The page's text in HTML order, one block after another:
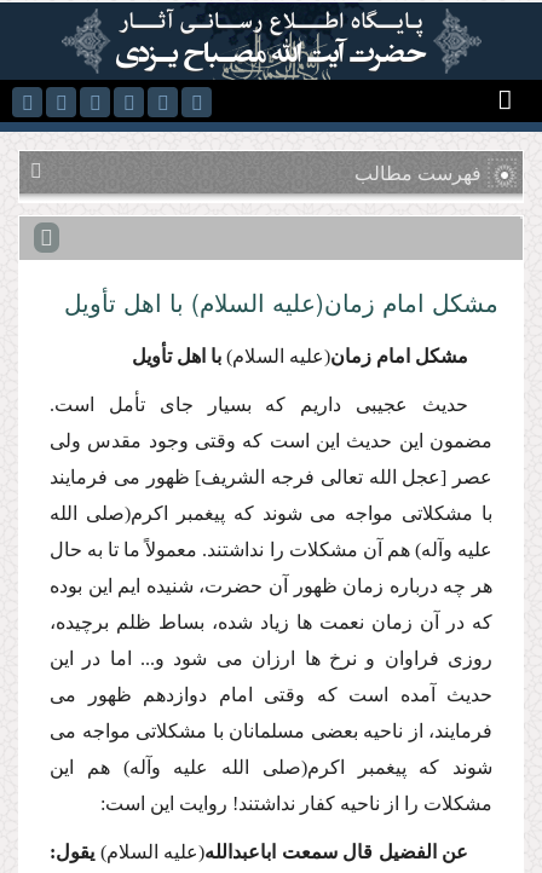
رفتن به محتوای اصلی
فهرست مطالب
مشكل امام زمان(علیه السلام) با اهل تأویل
مشكل امام زمان(علیه السلام) با اهل تأویل
حدیث عجیبى داریم كه بسیار جاى تأمل است.
مضمون این حدیث این است كه وقتى وجود مقدس ولى
عصر [عجل الله تعالى فرجه الشریف] ظهور مى فرمایند
با مشكلاتى مواجه مى شوند كه پیغمبر اكرم(صلى الله
علیه وآله) هم آن مشكلات را نداشتند. معمولاً ما تا به حال
هر چه درباره زمان ظهور آن حضرت، شنیده ایم این بوده
كه در آن زمان نعمت ها زیاد شده، بساط ظلم برچیده،
روزى فراوان و نرخ ها ارزان مى شود و... اما در این
حدیث آمده است كه وقتى امام دوازدهم ظهور مى
فرمایند، از ناحیه بعضى مسلمانان با مشكلاتى مواجه مى
شوند كه پیغمبر اكرم(صلى الله علیه وآله) هم این
مشكلات را از ناحیه كفار نداشتند! روایت این است:
عن الفضیل قال سمعت اباعبدالله(علیه السلام) یقول: